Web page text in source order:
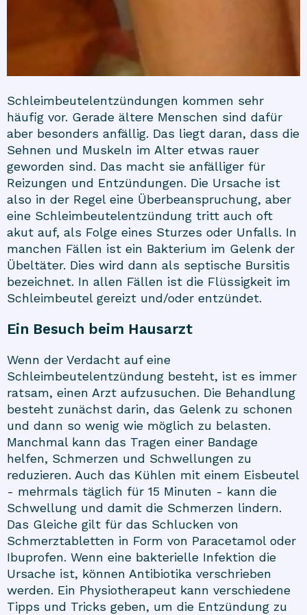
Schleimbeutelentzündungen kommen sehr
häufig vor. Gerade ältere Menschen sind dafür
aber besonders anfällig. Das liegt daran, dass die
Sehnen und Muskeln im Alter etwas rauer
geworden sind. Das macht sie anfälliger für
Reizungen und Entzündungen. Die Ursache ist
also in der Regel eine Überbeanspruchung, aber
eine Schleimbeutelentzündung tritt auch oft
akut auf, als Folge eines Sturzes oder Unfalls. In
manchen Fällen ist ein Bakterium im Gelenk der
Übeltäter. Dies wird dann als septische Bursitis
bezeichnet. In allen Fällen ist die Flüssigkeit im
Schleimbeutel gereizt und/oder entzündet.
Ein Besuch beim Hausarzt
Wenn der Verdacht auf eine
Schleimbeutelentzündung besteht, ist es immer
ratsam, einen Arzt aufzusuchen. Die Behandlung
besteht zunächst darin, das Gelenk zu schonen
und dann so wenig wie möglich zu belasten.
Manchmal kann das Tragen einer Bandage
helfen, Schmerzen und Schwellungen zu
reduzieren. Auch das Kühlen mit einem Eisbeutel
- mehrmals täglich für 15 Minuten - kann die
Schwellung und damit die Schmerzen lindern.
Das Gleiche gilt für das Schlucken von
Schmerztabletten in Form von Paracetamol oder
Ibuprofen. Wenn eine bakterielle Infektion die
Ursache ist, können Antibiotika verschrieben
werden. Ein Physiotherapeut kann verschiedene
Tipps und Tricks geben, um die Entzündung zu